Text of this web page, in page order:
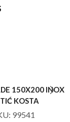
150X200 INOX
KOSTA
99541